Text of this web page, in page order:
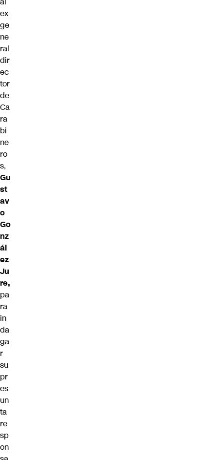
ex
ge
ne
ral
dir
ec
tor
de
Ca
ra
bi
ne
ro
s,
Gu
st
av
o
Go
nz
ál
ez
Ju
re,
pa
ra
in
da
ga
r
su
pr
es
un
ta
re
sp
on